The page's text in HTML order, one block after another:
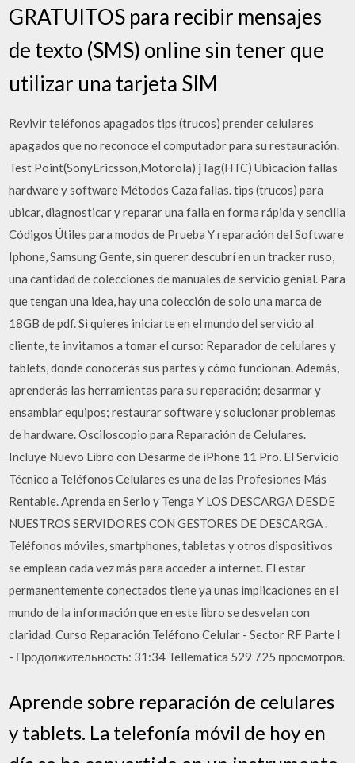
GRATUITOS para recibir mensajes
de texto (SMS) online sin tener que
utilizar una tarjeta SIM
Revivir teléfonos apagados tips (trucos) prender celulares
apagados que no reconoce el computador para su restauración.
Test Point(SonyEricsson,Motorola) jTag(HTC) Ubicación fallas
hardware y software Métodos Caza fallas. tips (trucos) para
ubicar, diagnosticar y reparar una falla en forma rápida y sencilla
Códigos Útiles para modos de Prueba Y reparación del Software
Iphone, Samsung Gente, sin querer descubrí en un tracker ruso,
una cantidad de colecciones de manuales de servicio genial. Para
que tengan una idea, hay una colección de solo una marca de
18GB de pdf. Si quieres iniciarte en el mundo del servicio al
cliente, te invitamos a tomar el curso: Reparador de celulares y
tablets, donde conocerás sus partes y cómo funcionan. Además,
aprenderás las herramientas para su reparación; desarmar y
ensamblar equipos; restaurar software y solucionar problemas
de hardware. Osciloscopio para Reparación de Celulares.
Incluye Nuevo Libro con Desarme de iPhone 11 Pro. El Servicio
Técnico a Teléfonos Celulares es una de las Profesiones Más
Rentable. Aprenda en Serio y Tenga Y LOS DESCARGA DESDE
NUESTROS SERVIDORES CON GESTORES DE DESCARGA .
Teléfonos móviles, smartphones, tabletas y otros dispositivos
se emplean cada vez más para acceder a internet. El estar
permanentemente conectados tiene ya unas implicaciones en el
mundo de la información que en este libro se desvelan con
claridad. Curso Reparación Teléfono Celular - Sector RF Parte I
- Продолжительность: 31:34 Tellematica 529 725 просмотров.
Aprende sobre reparación de celulares
y tablets. La telefonía móvil de hoy en